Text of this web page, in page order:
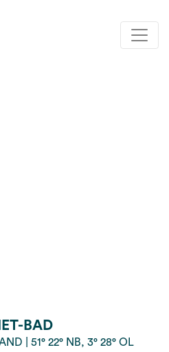
BAD
51° 22° NB, 3° 28° OL